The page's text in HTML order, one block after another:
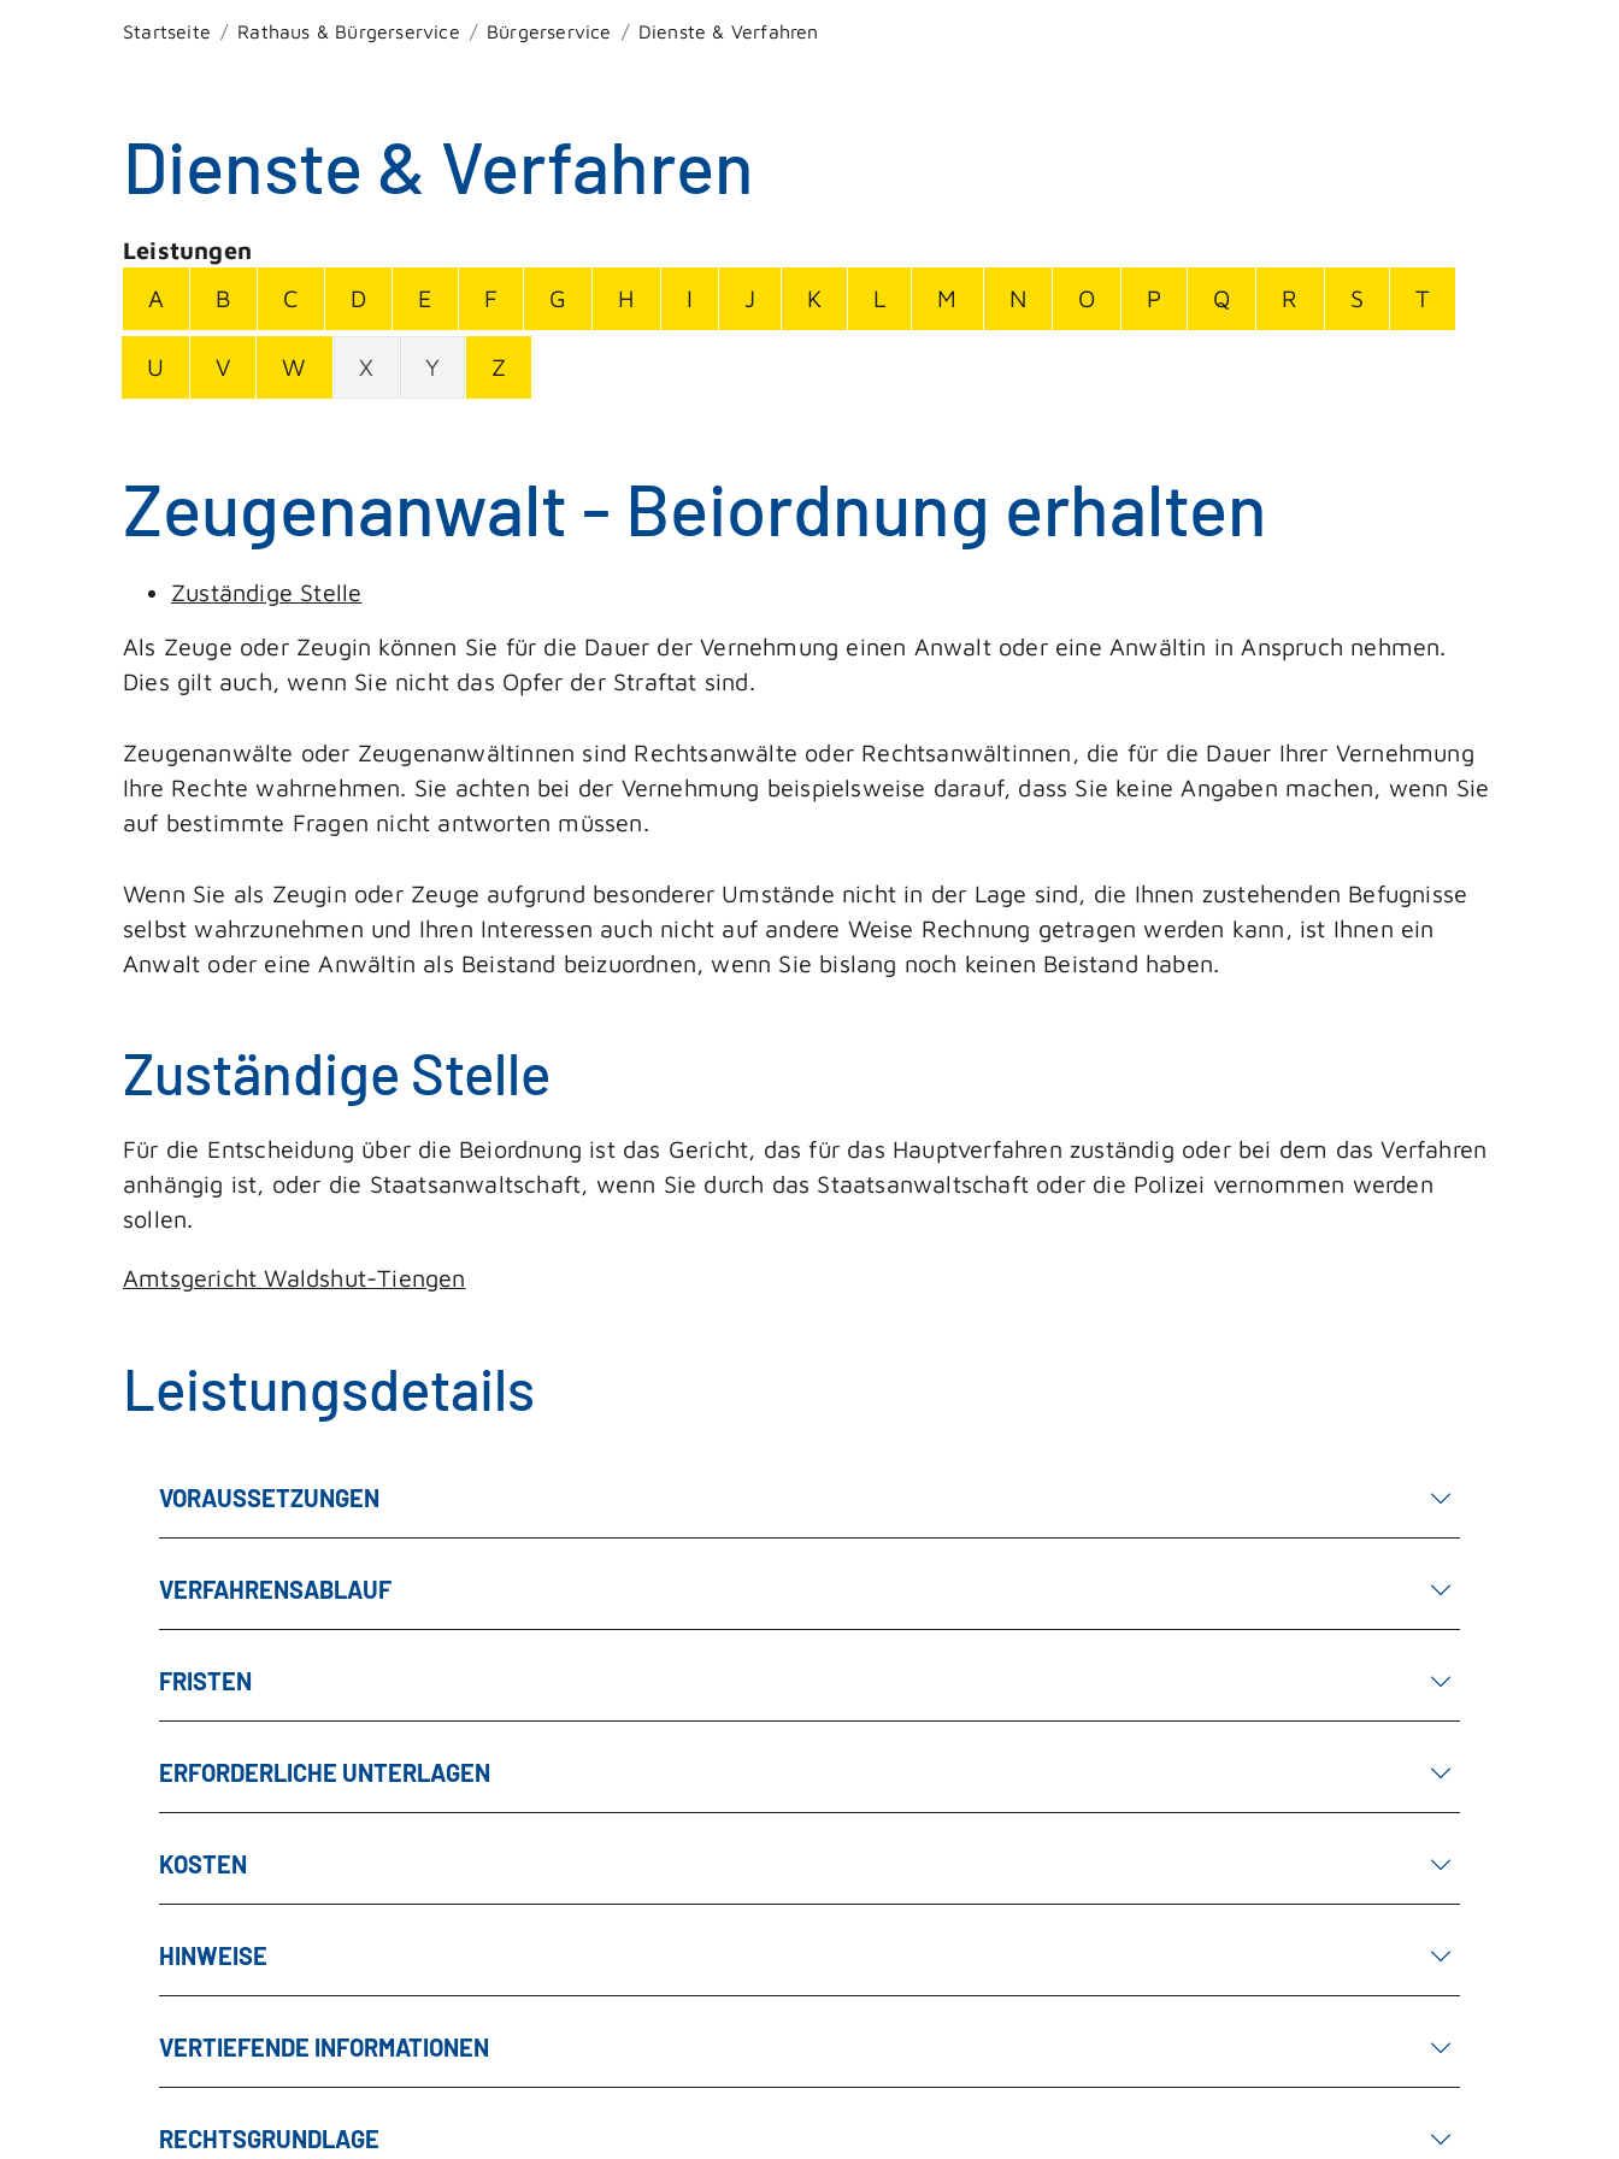
Startseite Rathaus & Bürgerservice Bürgerservice Dienste & Verfahren
Dienste & Verfahren
Leistungen
A
B C D E F G H I J K L M N O P Q R S T
U V W X Y Z
Zeugenanwalt - Beiordnung erhalten
Zuständige Stelle
Als Zeuge oder Zeugin können Sie für die Dauer der Vernehmung einen Anwalt oder eine Anwältin in Anspruch nehmen.
Dies gilt auch, wenn Sie nicht das Opfer der Straftat sind.
Zeugenanwälte oder Zeugenanwältinnen sind Rechtsanwälte oder Rechtsanwältinnen, die für die Dauer Ihrer Vernehmung
Ihre Rechte wahrnehmen. Sie achten bei der Vernehmung beispielsweise darauf, dass Sie keine Angaben machen, wenn Sie
auf bestimmte Fragen nicht antworten müssen.
Wenn Sie als Zeugin oder Zeuge aufgrund besonderer Umstände nicht in der Lage sind, die Ihnen zustehenden Befugnisse
selbst wahrzunehmen und Ihren Interessen auch nicht auf andere Weise Rechnung getragen werden kann, ist Ihnen ein
Anwalt oder eine Anwältin als Beistand beizuordnen, wenn Sie bislang noch keinen Beistand haben.
Zuständige Stelle
Für die Entscheidung über die Beiordnung ist das Gericht, das für das Hauptverfahren zuständig oder bei dem das Verfahren
anhängig ist, oder die Staatsanwaltschaft, wenn Sie durch das Staatsanwaltschaft oder die Polizei vernommen werden
sollen.
Amtsgericht Waldshut-Tiengen
Leistungsdetails
VORAUSSETZUNGEN
VERFAHRENSABLAUF
FRISTEN
ERFORDERLICHE UNTERLAGEN
KOSTEN
HINWEISE
VERTIEFENDE INFORMATIONEN
RECHTSGRUNDLAGE